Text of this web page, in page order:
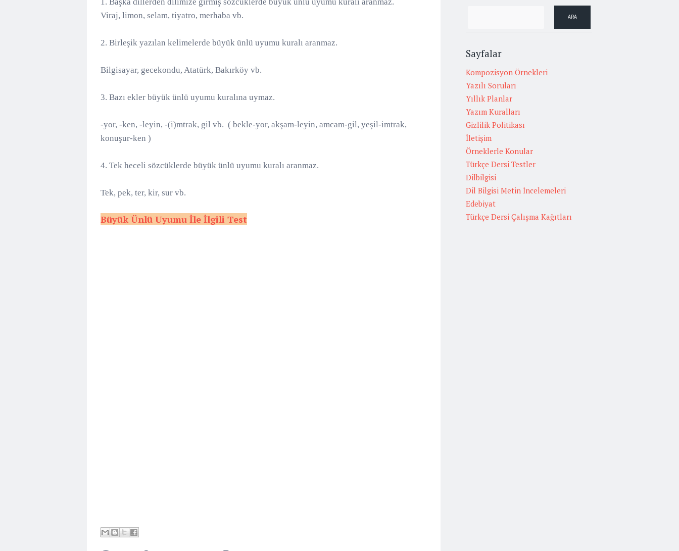
Viraj, limon, selam, tiyatro, merhaba vb.
2. Birleşik yazılan kelimelerde büyük ünlü uyumu kuralı aranmaz.
Bilgisayar, gecekondu, Atatürk, Bakırköy vb.
3. Bazı ekler büyük ünlü uyumu kuralına uymaz.
-yor, -ken, -leyin, -(i)mtrak, gil vb. ( bekle-yor, akşam-leyin, amcam-gil, yeşil-imtrak,
konuşur-ken )
4. Tek heceli sözcüklerde büyük ünlü uyumu kuralı aranmaz.
Tek, pek, ter, kir, sur vb.
Büyük Ünlü Uyumu İle İlgili Test
Sayfalar
Kompozisyon Örnekleri
Yazılı Soruları
Yıllık Planlar
Yazım Kuralları
Gizlilik Politikası
İletişim
Örneklerle Konular
Türkçe Dersi Testler
Dilbilgisi
Dil Bilgisi Metin İncelemeleri
Edebiyat
Türkçe Dersi Çalışma Kağıtları